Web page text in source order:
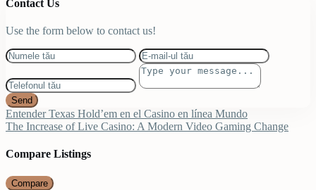
Contact Us
Use the form below to contact us!
Send
Entender Texas Hold’em en el Casino en línea Mundo
The Increase of Live Casino: A Modern Video Gaming Change
Compare Listings
Compare